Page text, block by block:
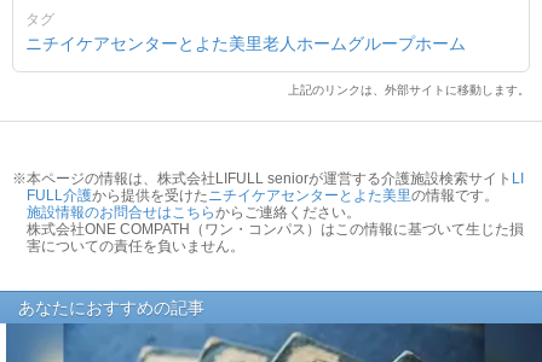
タグ
ニチイケアセンターとよた美里老人ホームグループホーム
上記のリンクは、外部サイトに移動します。
※本ページの情報は、株式会社LIFULL seniorが運営する介護施設検索サイト LI
FULL介護から提供を受けたニチイケアセンターとよた美里の情報です。
施設情報のお問合せはこちらからご連絡ください。
株式会社ONE COMPATH（ワン・コンパス）はこの情報に基づいて生じた損
害についての責任を負いません。
あなたにおすすめの記事